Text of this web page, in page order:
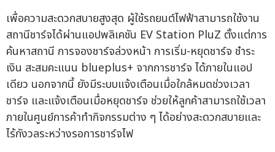
เพื่อความสะดวกสบายสูงสุด ผู้ใช้รถยนต์ไฟฟ้าสามารถใช้งาน
สถานีชาร์จได้ผ่านแอปพลิเคชัน EV Station PluZ ตั้งแต่การ
ค้นหาสถานี การจองชาร์จล่วงหน้า การเริ่ม-หยุดชาร์จ ชำระ
เงิน สะสมคะแนน blueplus+ จากการชาร์จ ได้ภายในแอป
เดียว นอกจากนี้ ยังมีระบบแจ้งเตือนเมื่อใกล้หมดช่วงเวลา
ชาร์จ และแจ้งเตือนเมื่อหยุดชาร์จ ช่วยให้ลูกค้าสามารถใช้เวลา
ภายในศูนย์การค้าทำกิจกรรมต่าง ๆ ได้อย่างสะดวกสบายและ
ไร้กังวลระหว่างรอการชาร์จไฟ